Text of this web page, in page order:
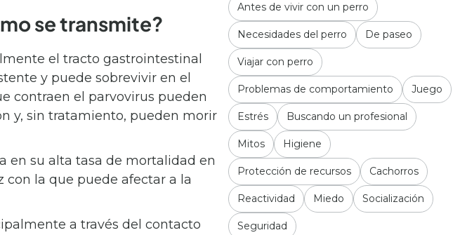
se transmite?
el tracto gastrointestinal
y puede sobrevivir en el
contraen el parvovirus pueden
y, sin tratamiento, pueden morir
en su alta tasa de mortalidad en
con la que puede afectar a la
a través del contacto
Antes de vivir con un perro
Necesidades del perro De paseo
Viajar con perro
Problemas de comportamiento Juego
Estrés Buscando un profesional
Mitos Higiene
Protección de recursos Cachorros
Reactividad Miedo Socialización
Seguridad